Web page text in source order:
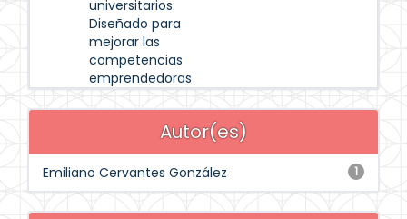
universitarios:
Diseñado para
mejorar las
competencias
emprendedoras
Autor(es)
1
Emiliano Cervantes González